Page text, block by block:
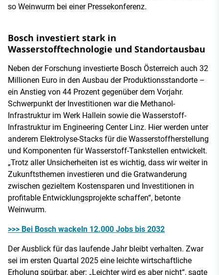
so Weinwurm bei einer Pressekonferenz.
Bosch investiert stark in
Wasserstofftechnologie und Standortausbau
Neben der Forschung investierte Bosch Österreich auch 32
Millionen Euro in den Ausbau der Produktionsstandorte –
ein Anstieg von 44 Prozent gegenüber dem Vorjahr.
Schwerpunkt der Investitionen war die Methanol-
Infrastruktur im Werk Hallein sowie die Wasserstoff-
Infrastruktur im Engineering Center Linz. Hier werden unter
anderem Elektrolyse-Stacks für die Wasserstoffherstellung
und Komponenten für Wasserstoff-Tankstellen entwickelt.
„Trotz aller Unsicherheiten ist es wichtig, dass wir weiter in
Zukunftsthemen investieren und die Gratwanderung
zwischen gezieltem Kostensparen und Investitionen in
profitable Entwicklungsprojekte schaffen“, betonte
Weinwurm.
>>> Bei Bosch wackeln 12.000 Jobs bis 2032
Der Ausblick für das laufende Jahr bleibt verhalten. Zwar
sei im ersten Quartal 2025 eine leichte wirtschaftliche
Erholung spürbar, aber: „Leichter wird es aber nicht“, sagte